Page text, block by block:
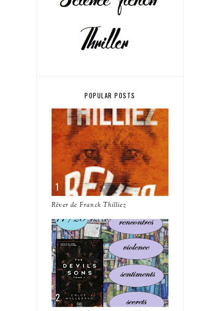
POPULAR POSTS
Rêver de Franck Thilliez